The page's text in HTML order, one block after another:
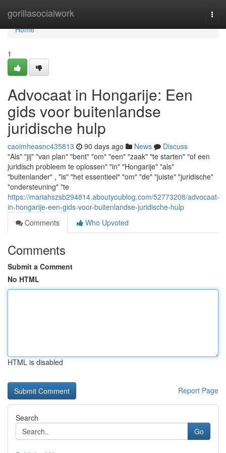
gorillasocialwork
Home
Home
1
Advocaat in Hongarije: Een
gids voor buitenlandse
juridische hulp
caoimheasnc435813 90 days ago News
Discuss
"Als" "jij" "van plan" "bent" "om" "een" "zaak" "te starten" "of een
juridisch probleem te oplossen" "in" "Hongarije" "als"
"buitenlander" , "is" "het essentieel" "om" "de" "juiste" "juridische"
"ondersteuning" "te
https://mariahszsb294814.aboutyoublog.com/52773208/advocaat-
in-hongarije-een-gids-voor-buitenlandse-juridische-hulp
Comments
Who Upvoted
Comments
Submit a Comment
No HTML
HTML is disabled
Report Page
Search
Go